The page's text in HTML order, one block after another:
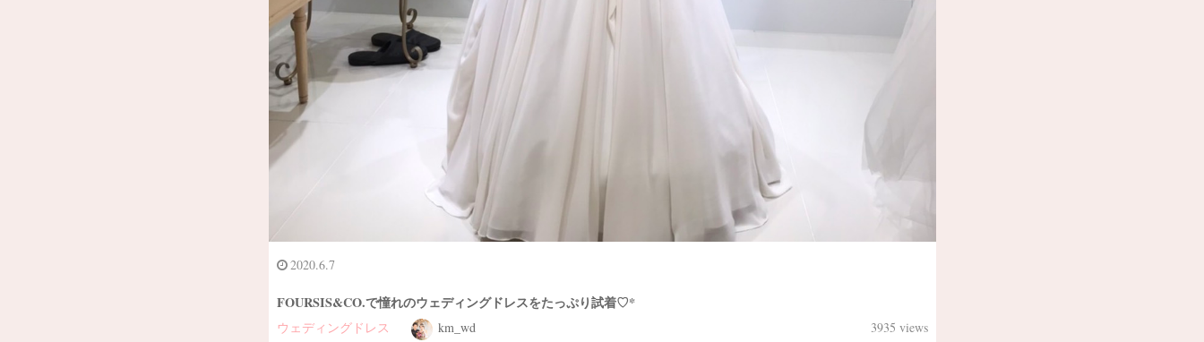
2020.6.7
FOURSIS&CO.で憧れのウェディングドレスをたっぷり試着♡*
ウェディングドレス km_wd 3935 views